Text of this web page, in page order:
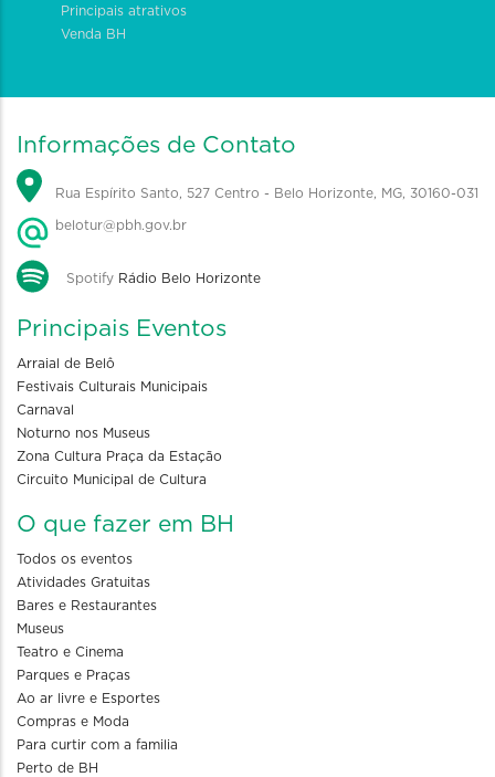
Principais atrativos
Venda BH
Informações de Contato
Rua Espírito Santo, 527 Centro - Belo Horizonte, MG, 30160-031
belotur@pbh.gov.br
Spotify Rádio Belo Horizonte
Principais Eventos
Arraial de Belô
Festivais Culturais Municipais
Carnaval
Noturno nos Museus
Zona Cultura Praça da Estação
Circuito Municipal de Cultura
O que fazer em BH
Todos os eventos
Atividades Gratuitas
Bares e Restaurantes
Museus
Teatro e Cinema
Parques e Praças
Ao ar livre e Esportes
Compras e Moda
Para curtir com a familia
Perto de BH